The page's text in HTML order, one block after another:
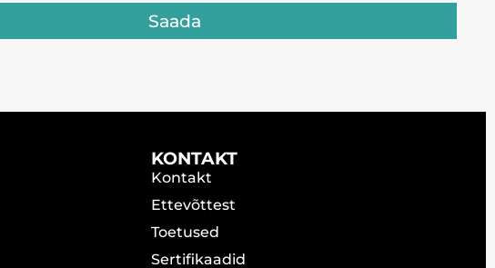
Saada
KONTAKT
Kontakt
Ettevõttest
Toetused
Sertifikaadid